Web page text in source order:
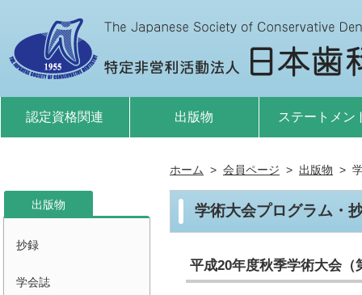
認定資格関連 出版物 ステートメン
ホーム 会員ページ 出版物
学術大会プログラム・
平成20年度秋季学術大会（
出版物
抄録
学会誌